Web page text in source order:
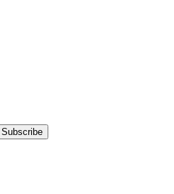
Subscribe